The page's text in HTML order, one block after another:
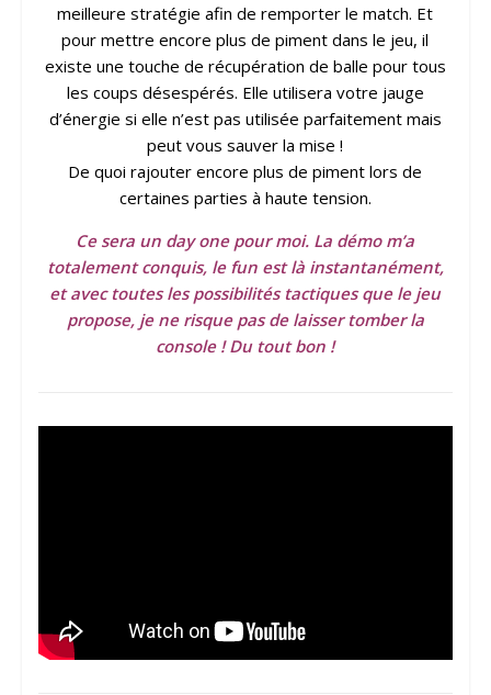
meilleure stratégie afin de remporter le match. Et
pour mettre encore plus de piment dans le jeu, il
existe une touche de récupération de balle pour tous
les coups désespérés. Elle utilisera votre jauge
d’énergie si elle n’est pas utilisée parfaitement mais
peut vous sauver la mise !
De quoi rajouter encore plus de piment lors de
certaines parties à haute tension.
Ce sera un day one pour moi. La démo m’a
totalement conquis, le fun est là instantanément,
et avec toutes les possibilités tactiques que le jeu
propose, je ne risque pas de laisser tomber la
console ! Du tout bon !